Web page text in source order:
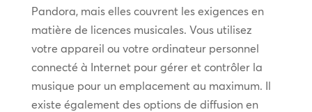
Pandora, mais elles couvrent les exigences en
matière de licences musicales. Vous utilisez
votre appareil ou votre ordinateur personnel
connecté à Internet pour gérer et contrôler la
musique pour un emplacement au maximum. Il
existe également des options de diffusion en